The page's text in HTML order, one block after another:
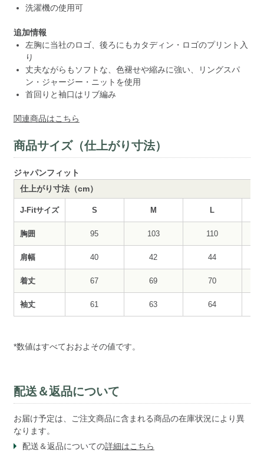
洗濯機の使用可
追加情報
左胸に当社のロゴ、後ろにもカタディン・ロゴのプリント入
り
丈夫ながらもソフトな、色褪せや縮みに強い、リングスパ
ン・ジャージー・ニットを使用
首回りと袖口はリブ編み
関連商品はこちら
商品サイズ（仕上がり寸法）
ジャパンフィット
仕上がり寸法（cm）
J-Fitサイズ S M L
胸囲 95 103 110
肩幅 40 42 44
着丈 67 69 70
袖丈 61 63 64
*数値はすべておおよその値です。
配送＆返品について
お届け予定は、ご注文商品に含まれる商品の在庫状況により異
なります。
配送＆返品についての詳細はこちら